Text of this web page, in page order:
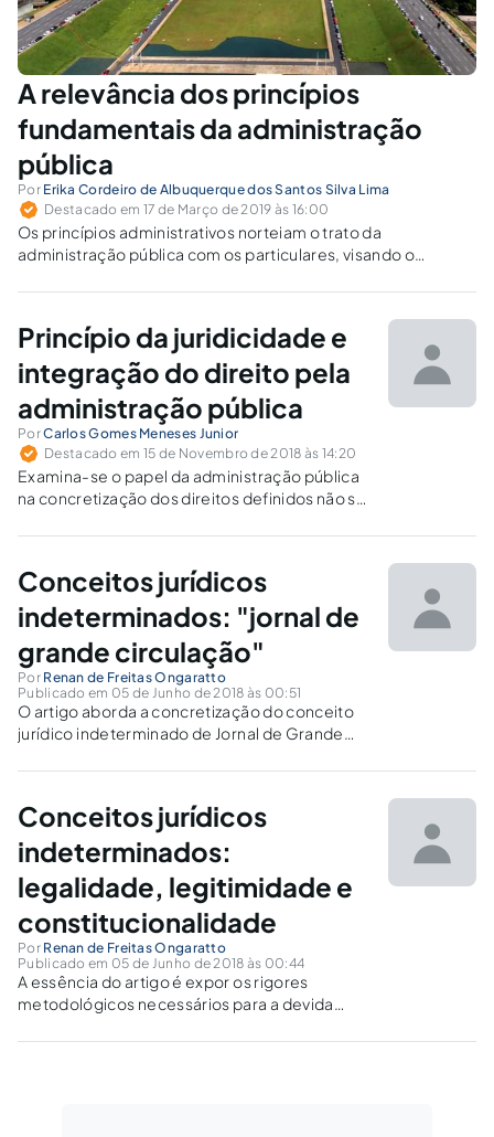
A relevância dos princípios
fundamentais da administração
pública
Por Erika Cordeiro de Albuquerque dos Santos Silva Lima
Destacado em 17 de Março de 2019 às 16:00
Os princípios administrativos norteiam o trato da
administração pública com os particulares, visando o
Princípio da juridicidade e
integração do direito pela
administração pública
PorCarlos Gomes Meneses Junior
Destacado em 15 de Novembro de 2018 às 14:20
Examina-se o papel da administração pública
na concretização dos direitos definidos não só
sobre a consequente possibilidade de
Conceitos jurídicos
indeterminados: "jornal de
grande circulação"
Por Renan de Freitas Ongaratto
Publicado em 05 de Junho de 2018 às 00:51
O artigo aborda a concretização do conceito
jurídico indeterminado de Jornal de Grande
paradigma do exercício necessário a
conceito indeterminado se deu corretamente.
Conceitos jurídicos
indeterminados:
legalidade, legitimidade e
constitucionalidade
Por Renan de Freitas Ongaratto
Publicado em 05 de Junho de 2018 às 00:44
A essência do artigo é expor os rigores
metodológicos necessários para a devida
concretização de conceitos jurídicos